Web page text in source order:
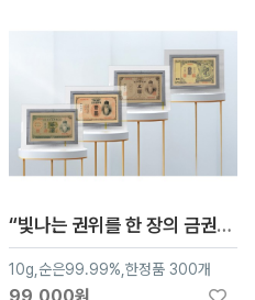
“빛나는 권위를 한 장의 금권으로”10g,순은99.99%
10g,순은99.99%,한정품 300개